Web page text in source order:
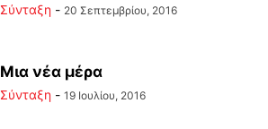
Σύνταξη - 20 Σεπτεμβρίου, 2016
Μια νέα μέρα
Σύνταξη - 19 Ιουλίου, 2016